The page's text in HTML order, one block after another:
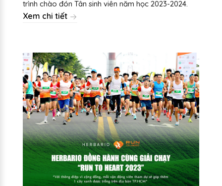
trình chào đón Tân sinh viên năm học 2023-2024.
Xem chi tiết